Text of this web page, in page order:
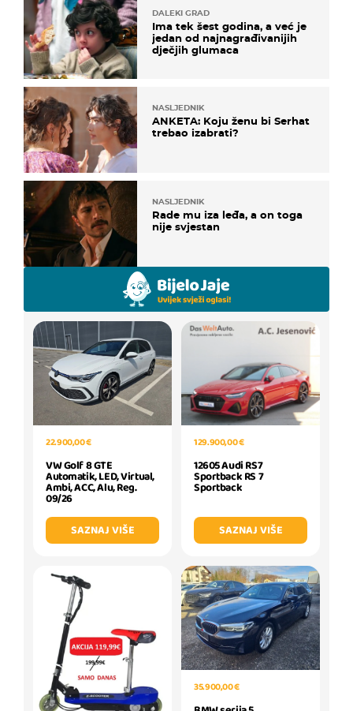
DALEKI GRAD
Ima tek šest godina, a već je
jedan od najnagrađivanijih
dječjih glumaca
NASLJEDNIK
ANKETA: Koju ženu bi Serhat
trebao izabrati?
NASLJEDNIK
Rade mu iza leđa, a on toga
nije svjestan
22.900,00 €
VW Golf 8 GTE
Automatik, LED, Virtual,
Ambi, ACC, Alu, Reg.
09/26
SAZNAJ VIŠE
129.900,00 €
12605 Audi RS7
Sportback RS 7
Sportback
SAZNAJ VIŠE
35.900,00 €